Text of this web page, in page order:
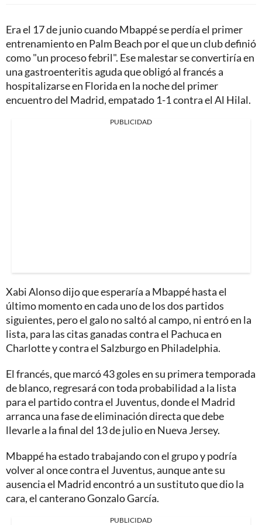
Era el 17 de junio cuando Mbappé se perdía el primer
entrenamiento en Palm Beach por el que un club definió
como "un proceso febril". Ese malestar se convertiría en
una gastroenteritis aguda que obligó al francés a
hospitalizarse en Florida en la noche del primer
encuentro del Madrid, empatado 1-1 contra el Al Hilal.
PUBLICIDAD
Xabi Alonso dijo que esperaría a Mbappé hasta el
último momento en cada uno de los dos partidos
siguientes, pero el galo no saltó al campo, ni entró en la
lista, para las citas ganadas contra el Pachuca en
Charlotte y contra el Salzburgo en Philadelphia.
El francés, que marcó 43 goles en su primera temporada
de blanco, regresará con toda probabilidad a la lista
para el partido contra el Juventus, donde el Madrid
arranca una fase de eliminación directa que debe
llevarle a la final del 13 de julio en Nueva Jersey.
Mbappé ha estado trabajando con el grupo y podría
volver al once contra el Juventus, aunque ante su
ausencia el Madrid encontró a un sustituto que dio la
cara, el canterano Gonzalo García.
PUBLICIDAD